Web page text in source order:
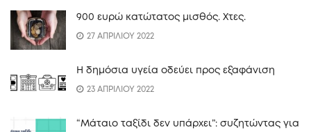
900 ευρώ κατώτατος μισθός. Xτες.
27 ΑΠΡΙΛΙΟΥ 2022
Η δημόσια υγεία οδεύει προς εξαφάνιση
23 ΑΠΡΙΛΙΟΥ 2022
“Mάταιο ταξίδι δεν υπάρχει”: συζητώντας για